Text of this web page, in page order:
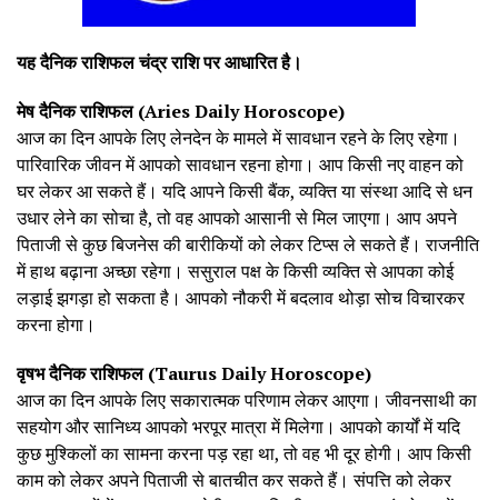
यह दैनिक राशिफल चंद्र राशि पर आधारित है।
मेष दैनिक राशिफल (Aries Daily Horoscope)
आज का दिन आपके लिए लेनदेन के मामले में सावधान रहने के लिए रहेगा।
पारिवारिक जीवन में आपको सावधान रहना होगा। आप किसी नए वाहन को
घर लेकर आ सकते हैं। यदि आपने किसी बैंक, व्यक्ति या संस्था आदि से धन
उधार लेने का सोचा है, तो वह आपको आसानी से मिल जाएगा। आप अपने
पिताजी से कुछ बिजनेस की बारीकियों को लेकर टिप्स ले सकते हैं। राजनीति
में हाथ बढ़ाना अच्छा रहेगा। ससुराल पक्ष के किसी व्यक्ति से आपका कोई
लड़ाई झगड़ा हो सकता है। आपको नौकरी में बदलाव थोड़ा सोच विचारकर
करना होगा।
वृषभ दैनिक राशिफल (Taurus Daily Horoscope)
आज का दिन आपके लिए सकारात्मक परिणाम लेकर आएगा। जीवनसाथी का
सहयोग और सानिध्य आपको भरपूर मात्रा में मिलेगा। आपको कार्यों में यदि
कुछ मुश्किलों का सामना करना पड़ रहा था, तो वह भी दूर होगी। आप किसी
काम को लेकर अपने पिताजी से बातचीत कर सकते हैं। संपत्ति को लेकर